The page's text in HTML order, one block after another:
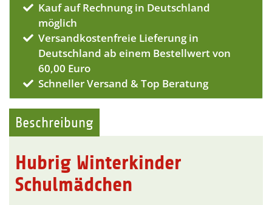
Kauf auf Rechnung in Deutschland
möglich
Versandkostenfreie Lieferung in
Deutschland ab einem Bestellwert von
60,00 Euro
Schneller Versand & Top Beratung
Beschreibung
Hubrig Winterkinder
Schulmädchen